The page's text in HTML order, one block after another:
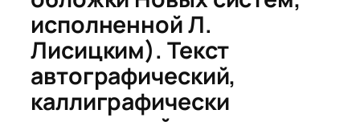
исполненной Л.
Лисицким). Текст
автографический,
каллиграфически